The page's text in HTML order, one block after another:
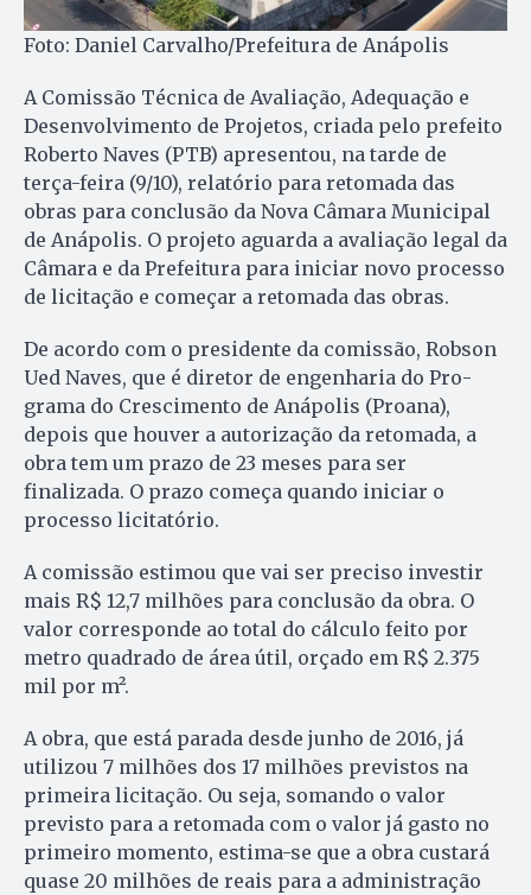
Foto: Daniel Carvalho/Prefeitura de Anápolis
A Comissão Técnica de Avaliação, Adequação e
Desenvolvimento de Projetos, criada pelo prefeito
Roberto Naves (PTB) apresentou, na tarde de
terça-feira (9/10), relatório para retomada das
obras para conclusão da Nova Câmara Municipal
de Anápolis. O projeto aguarda a avaliação legal da
Câmara e da Prefeitura para iniciar novo processo
de licitação e começar a retomada das obras.
De acordo com o presidente da comissão, Robson
Ued Naves, que é diretor de engenharia do Pro­
grama do Crescimento de Anápolis (Proana),
depois que houver a autorização da retomada, a
obra tem um prazo de 23 meses para ser
finalizada. O prazo começa quando iniciar o
processo licitatório.
A comissão estimou que vai ser preciso investir
mais R$ 12,7 mi­lhões para conclusão da obra. O
valor corresponde ao total do cálculo feito por
metro quadrado de área útil, orçado em R$ 2.375
mil por m².
A obra, que está parada desde junho de 2016, já
utilizou 7 milhões dos 17 milhões previstos na
primeira licitação. Ou seja, somando o valor
previsto para a retomada com o valor já gasto no
primeiro momento, estima-se que a obra custará
quase 20 milhões de reais para a administração